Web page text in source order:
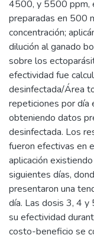
4500, y 5500 ppm,
preparadas en 500
concentración;
dilución al ganado
sobre los
efectividad fue
desinfectada/Área
repeticiones por día
obteniendo datos
desinfectada. Los
fueron efectivas en
aplicación
siguientes días,
presentaron una
día. Las dosis 3, 4 y
su efectividad
costo-beneficio se